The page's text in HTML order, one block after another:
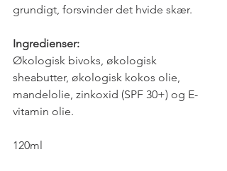
grundigt, forsvinder det hvide skær.
Ingredienser:
Økologisk bivoks, økologisk
sheabutter, økologisk kokos olie,
mandelolie, zinkoxid (SPF 30+) og E-
vitamin olie.
120ml